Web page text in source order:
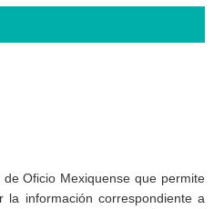
Oficio Mexiquense que permite
la información correspondiente a